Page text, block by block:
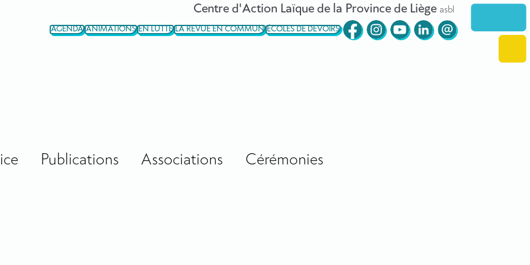
Centre d'Action Laïque de la Province de Liège asbl
AGENDA ANIMATIONS EN LUTTE LA REVUE EN COMMUN ÉCOLES DE DEVOIRS
Publications Associations Cérémonies